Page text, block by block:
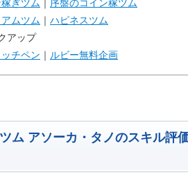
ぎツム ｜ 序盤のコイン稼ツム
ムツム ｜ ハピネスツム
アップ
チペン ｜ ルビー無料企画
ム アソーカ・タノのスキル評